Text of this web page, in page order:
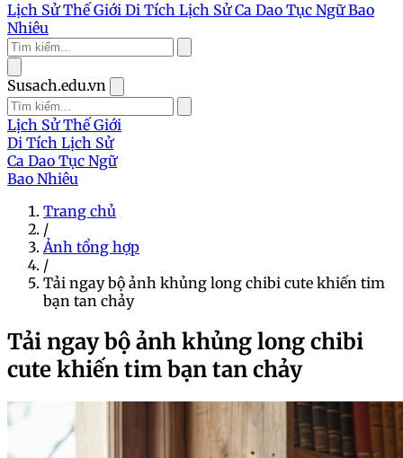
Lịch Sử Thế Giới Di Tích Lịch SửCa Dao Tục NgữBao
Nhiêu
Susach.edu.vn
Lịch Sử Thế Giới
Di Tích Lịch Sử
Ca Dao Tục Ngữ
Bao Nhiêu
Trang chủ
/
Ảnh tổng hợp
/
Tải ngay bộ ảnh khủng long chibi cute khiến tim
bạn tan chảy
Tải ngay bộ ảnh khủng long chibi
cute khiến tim bạn tan chảy